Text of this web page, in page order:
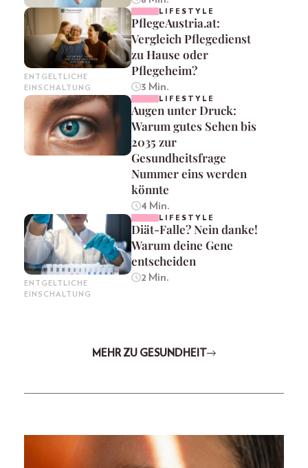
ENTGELTLICHE
EINSCHALTUNG
LIFESTYLE
PflegeAustria.at:
Vergleich Pflegedienst
zu Hause oder
Pflegeheim?
3 Min.
LIFESTYLE
Augen unter Druck:
Warum gutes Sehen bis
2035 zur
Gesundheitsfrage
Nummer eins werden
könnte
4 Min.
ENTGELTLICHE
EINSCHALTUNG
LIFESTYLE
Diät-Falle? Nein danke!
Warum deine Gene
entscheiden
2 Min.
MEHR ZU GESUNDHEIT